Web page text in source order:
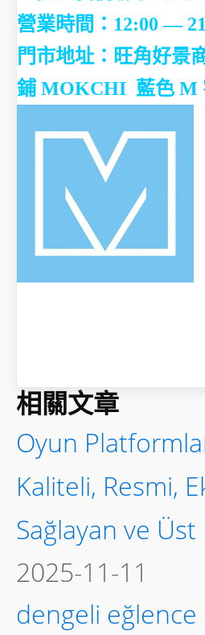
營業時間：12:00 —
門市地址： 旺角好景
鋪 MOKCHI 藍色 M
相關文章
Oyun
Kaliteli, Resmi,
Sağlayan ve
2025-11-11
dengeli eğlence